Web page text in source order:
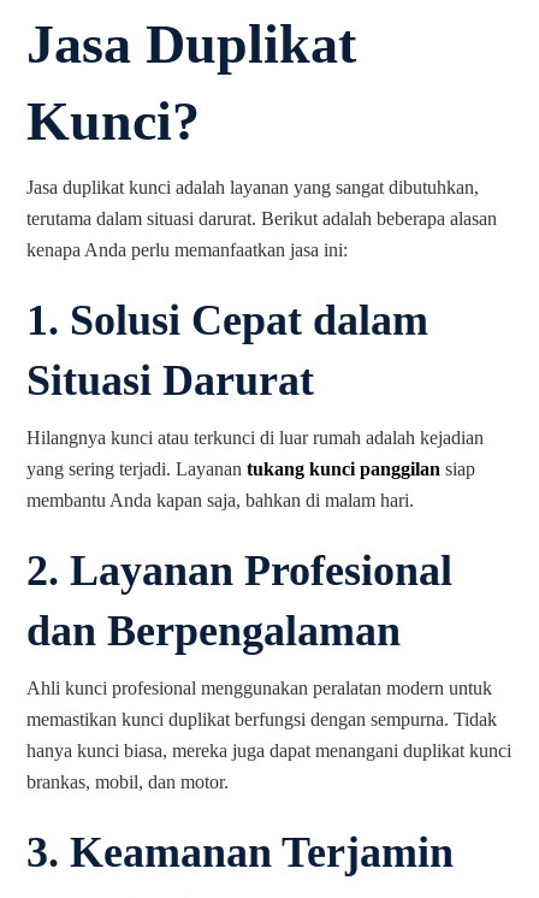
Jasa Duplikat
Kunci?
Jasa duplikat kunci adalah layanan yang sangat dibutuhkan,
terutama dalam situasi darurat. Berikut adalah beberapa alasan
kenapa Anda perlu memanfaatkan jasa ini:
1. Solusi Cepat dalam
Situasi Darurat
Hilangnya kunci atau terkunci di luar rumah adalah kejadian
yang sering terjadi. Layanantukang kunci panggilan siap
membantu Anda kapan saja, bahkan di malam hari.
2.Layanan Profesional
dan Berpengalaman
Ahli kunci profesional menggunakan peralatan modern untuk
memastikan kunci duplikat berfungsi dengan sempurna. Tidak
hanya kunci biasa, mereka juga dapat menangani duplikat kunci
brankas, mobil, dan motor.
3.Keamanan Terjamin